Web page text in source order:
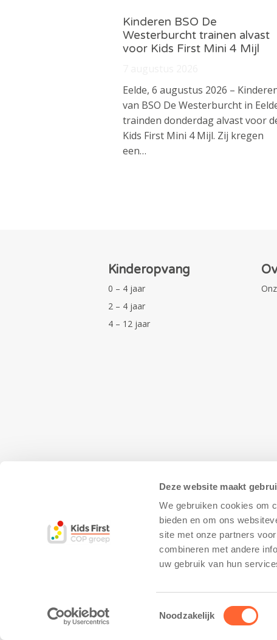
Deze website maakt
We gebruiken cookies om
bieden en om ons
site met onze partners
combineren met andere
uw gebruik van hun
Toestemmingsselectie
Noodzakelijk
Kinderen BSO De
Westerburcht trainen alvast
voor Kids First Mini 4 Mijl
Eelde, 6 augustus 2026 –
van BSO De Westerburcht in
trainden donderdag alvast voor
Kids First Mini 4 Mijl. Zij kregen
een…
Kinderopvang
0 – 4 jaar
2 – 4 jaar
4 – 12 jaar
© Copyright - Kidsfirst Privacy Policy –